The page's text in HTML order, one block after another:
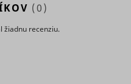
(0)
žiadnu recenziu.